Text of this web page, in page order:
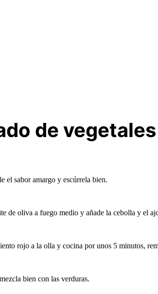
de
el sabor amargo y escúrrela bien.
de oliva a fuego medio y añade la cebolla y el
rojo a la olla y cocina por unos 5 minutos,
bien con las verduras.